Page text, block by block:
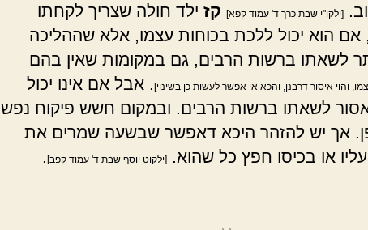
[ילקו"י שבת כרך ד' עמוד קפא] קז ילד חולה שצריך לקחתו
הוא יכול ללכת בכוחות עצמו, אלא שההליכה
לשאתו ברשות הרבים, גם במקומות שאין בהם
והוי איסור דרבנן, והכא אי אפשר לעשות כן בשינוי]
. אבל אם אינו יכול
לשאתו ברשות הרבים. ובמקום חשש פיקוח נפש,
אך יש להזהר היכא דאפשר שבשעה שמרים את
או בכיסו חפץ כל שהוא.
[ילקוט יוסף שבת ד' עמוד קפב]